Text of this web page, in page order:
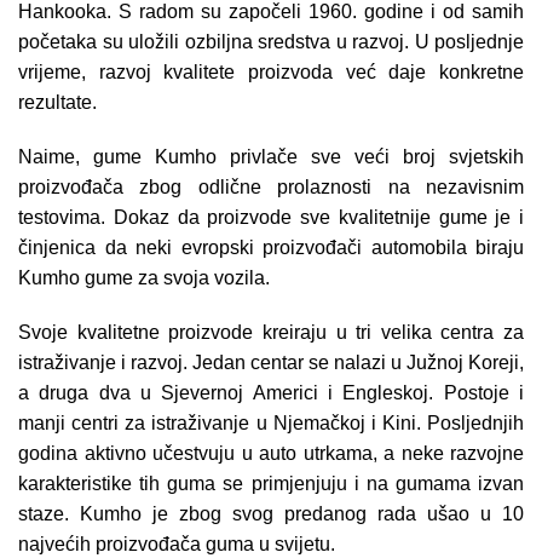
Hankooka. S radom su započeli 1960. godine i od samih
početaka su uložili ozbiljna sredstva u razvoj. U posljednje
vrijeme, razvoj kvalitete proizvoda već daje konkretne
rezultate.
Naime, gume Kumho privlače sve veći broj svjetskih
proizvođača zbog odlične prolaznosti na nezavisnim
testovima. Dokaz da proizvode sve kvalitetnije gume je i
činjenica da neki evropski proizvođači automobila biraju
Kumho gume za svoja vozila.
Svoje kvalitetne proizvode kreiraju u tri velika centra za
istraživanje i razvoj. Jedan centar se nalazi u Južnoj Koreji,
a druga dva u Sjevernoj Americi i Engleskoj. Postoje i
manji centri za istraživanje u Njemačkoj i Kini. Posljednjih
godina aktivno učestvuju u auto utrkama, a neke razvojne
karakteristike tih guma se primjenjuju i na gumama izvan
staze. Kumho je zbog svog predanog rada ušao u 10
najvećih proizvođača guma u svijetu.